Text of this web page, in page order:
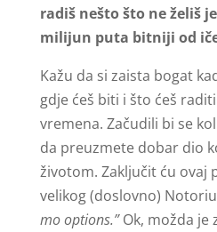
radiš nešto što ne želiš
milijun puta bitniji od
Kažu da si zaista bogat
gdje ćeš biti i što ćeš
vremena. Začudili bi se
da preuzmete dobar dio
životom. Zaključit ću ovaj
velikog (doslovno)
mo options.”Ok, možda je